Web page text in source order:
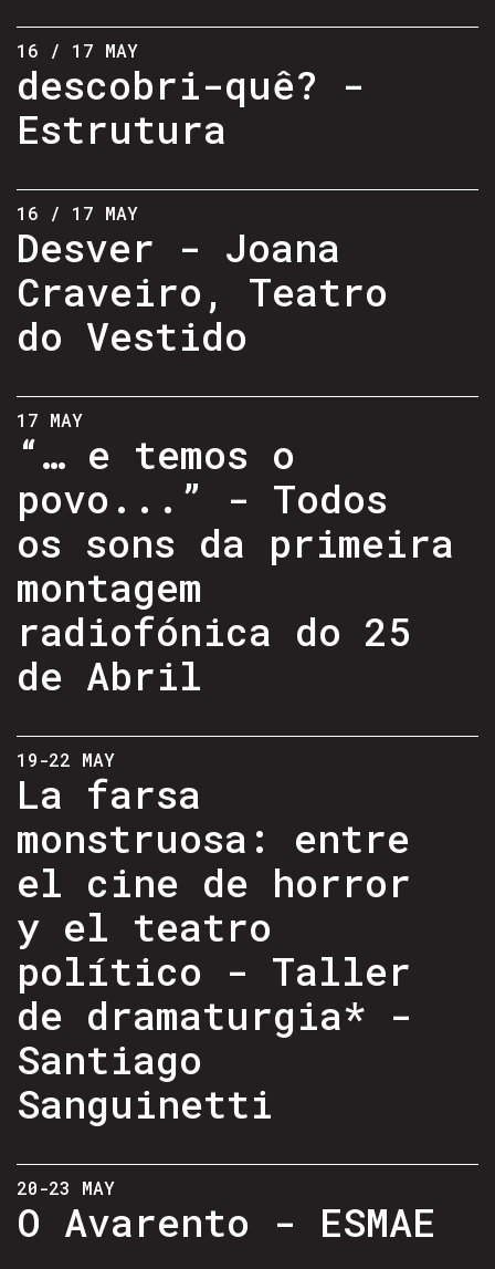
16 / 17 MAY
descobri-quê? -
Estrutura
16 / 17 MAY
Desver - Joana
Craveiro, Teatro
do Vestido
17 MAY
“… e temos o
povo...” - Todos
os sons da primeira
montagem
radiofónica do 25
de Abril
19-22 MAY
La farsa
monstruosa: entre
el cine de horror
y el teatro
político - Taller
de dramaturgia* -
Santiago
Sanguinetti
20-23 MAY
O Avarento - ESMAE